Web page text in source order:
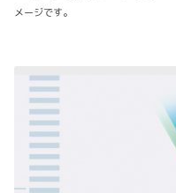
メージです。